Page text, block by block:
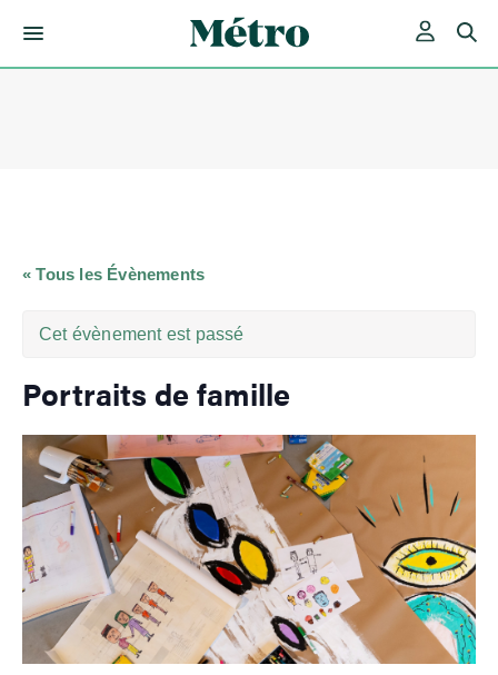
« Tous les Évènements
Cet évènement est passé
Portraits de famille